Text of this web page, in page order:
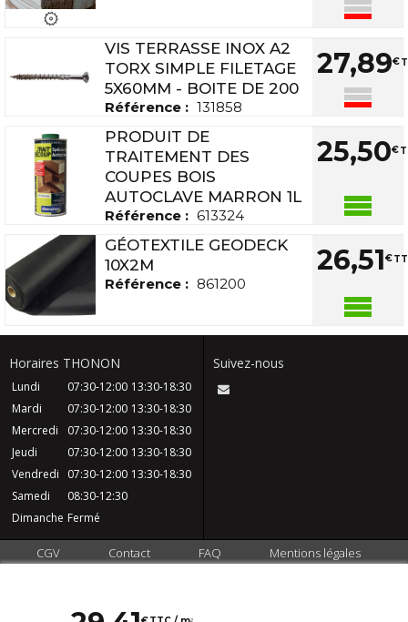
2
VIS TERRASSE INOX A2
TORX SIMPLE FILETAGE
5X60MM - BOITE DE 200
Référence : 131858
27,89€
PRODUIT DE
TRAITEMENT DES
COUPES BOIS
AUTOCLAVE MARRON 1L
Référence : 613324
25,50€
GÉOTEXTILE GEODECK
10X2M
Référence : 861200
26,51€
Horaires THONON
Lundi 07:30-12:00 13:30-18:30
Mardi
07:30-12:00 13:30-18:30
Mercredi
07:30-12:00 13:30-18:30
Jeudi
07:30-12:00 13:30-18:30
Vendredi
07:30-12:00 13:30-18:30
Samedi
08:30-12:30
Dimanche Fermé
Suivez-nous
CGV Contact FAQ
Mentions légales